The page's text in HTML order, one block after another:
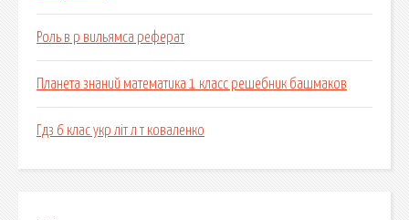
Роль в р вильямса реферат
Планета знаний математика 1 класс решебник башмаков
Гдз 6 клас укр літ л т коваленко